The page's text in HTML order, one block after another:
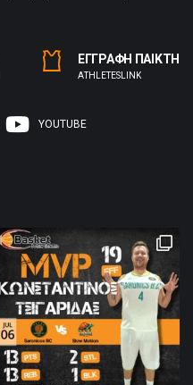
ΕΓΓΡΑΦΗ ΠΑΙΚΤΗ
ΑTHLETESLINK
YOUTUBE